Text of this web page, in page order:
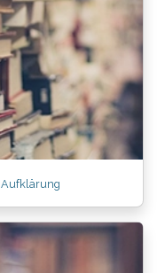
Aufklärung